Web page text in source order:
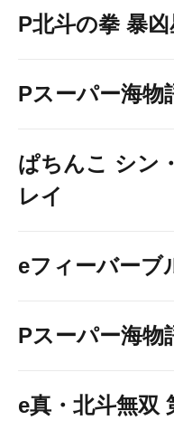
P北斗の拳 暴凶
Pスーパー海物
ぱちんこ シン
レイ
eフィーバーブ
Pスーパー海物
e真・北斗無双